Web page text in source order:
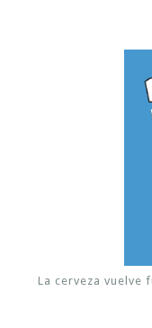
La cerveza vuelve